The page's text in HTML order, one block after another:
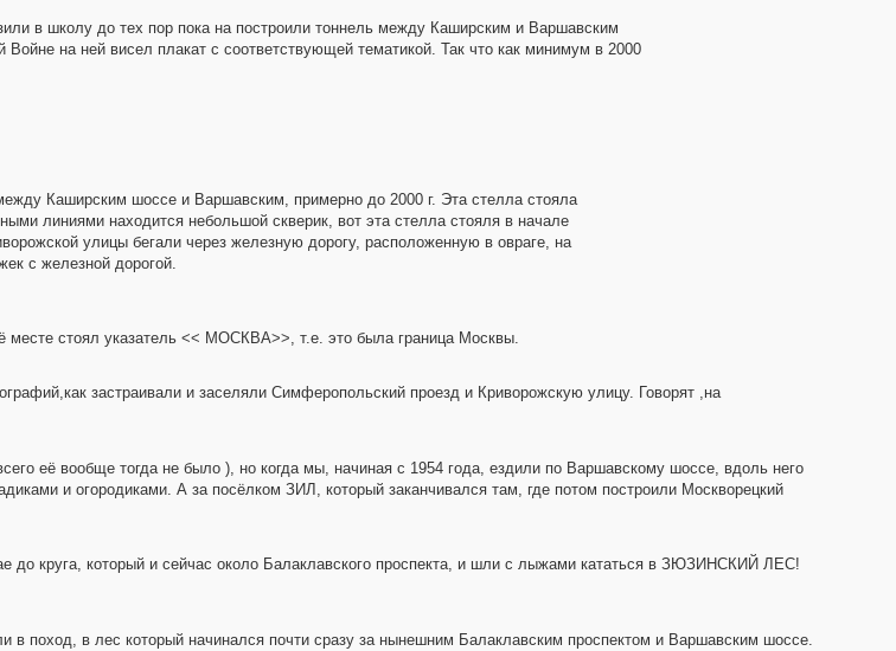
в школу до тех пор пока на построили тоннель между Каширским и Варшавским
на ней висел плакат с соответствующей тематикой. Так что как минимум в 2000
Каширским шоссе и Варшавским, примерно до 2000 г. Эта стелла стояла
линиями находится небольшой скверик, вот эта стелла стояля в начале
улицы бегали через железную дорогу, расположенную в овраге, на
с железной дорогой.
месте стоял указатель << МОСКВА>>, т.е. это была граница Москвы.
застраивали и заселяли Симферопольский проезд и Криворожскую улицу. Говорят ,на
её вообще тогда не было ), но когда мы, начиная с 1954 года, ездили по Варшавскому шоссе, вдоль него
и огородиками. А за посёлком ЗИЛ, который заканчивался там, где потом построили Москворецкий
до круга, который и сейчас около Балаклавского проспекта, и шли с лыжами кататься в ЗЮЗИНСКИЙ ЛЕС!
в поход, в лес который начинался почти сразу за нынешним Балаклавским проспектом и Варшавским шоссе.